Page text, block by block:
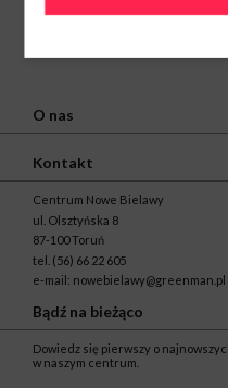
O nas
Kontakt
Centrum Nowe Bielawy
ul. Olsztyńska 8
87-100 Toruń
tel. (56) 66 22 605
e-mail: nowebielawy@greenman.pl
Bądź na bieżąco
Dowiedz się pierwszy o
w naszym centrum.